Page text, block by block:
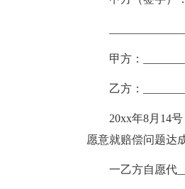
甲方：
乙方：
20xx年8月14
愿意就赔偿问题达
一乙方自愿代